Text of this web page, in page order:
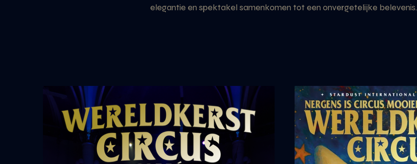
elegantie en spektakel samenkomen tot een onvergetelijke belevenis.